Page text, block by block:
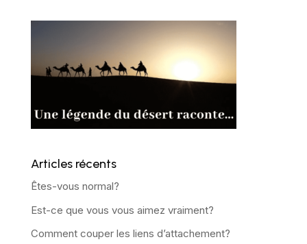
Articles récents
Êtes-vous normal?
Est-ce que vous vous aimez vraiment?
Comment couper les liens d’attachement?